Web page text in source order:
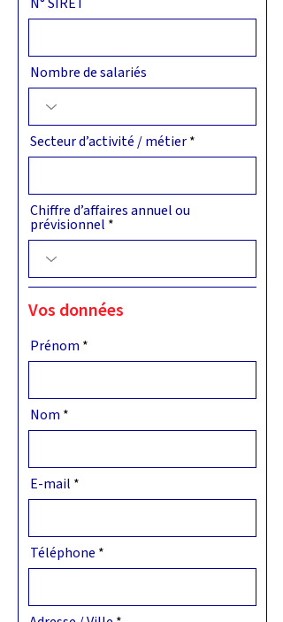
Nombre de salariés
Secteur d’activité / métier
Chiffre d’affaires annuel ou
prévisionnel
Vos données
Prénom
Nom
E-mail
Téléphone